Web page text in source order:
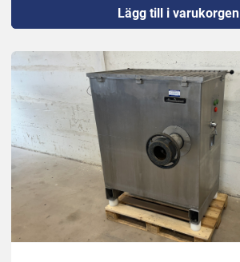
Lägg till i varukorgen